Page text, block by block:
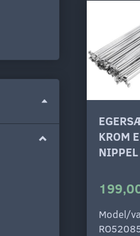
KROM
NIPPEL
Model/